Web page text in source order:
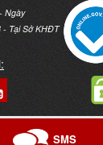
Ngày
- Tại Sở KHĐT
tâm thiết bị
SMS